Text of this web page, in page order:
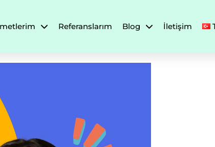
Referanslarım Blog İletişim